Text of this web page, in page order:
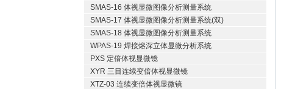
SMAS-16 体视显微图像分析测量系统
SMAS-17 体视显微图像分析测量系统(双)
SMAS-18 体视显微图像分析测量系统
WPAS-19 焊接熔深立体显微分析系统
PXS 定倍体视显微镜
XYR 三目连续变倍体视显微镜
XTZ-03 连续变倍体视显微镜